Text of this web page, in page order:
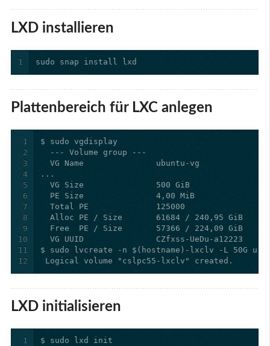
LXD installieren
1 sudo snap install lxd
Plattenbereich für LXC anlegen
1
2
3
4
5
6
7
8
9
10
11
12
Logical volume "cslpc55-lxclv" created.
LXD initialisieren
1